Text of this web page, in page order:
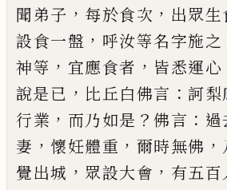
聞弟子 ， 每於食次 ， 出眾生
設食一盤 ， 呼汝等名字施之
神等 ， 宜應食者 ， 皆悉運心
說是已 ， 比丘白佛言 ： 訶梨
行業 ， 而乃如是 ？ 佛言 ： 過
妻 ， 懷妊體重 ， 爾時無佛 ，
覺出城 ， 眾設大會 ， 有五百